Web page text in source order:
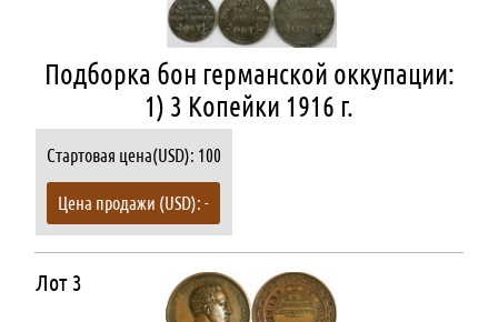
Подборка бон германской оккупации:
1) 3 Копейки 1916 г.
Стартовая цена(USD): 100
Цена продажи (USD): -
Лот 3